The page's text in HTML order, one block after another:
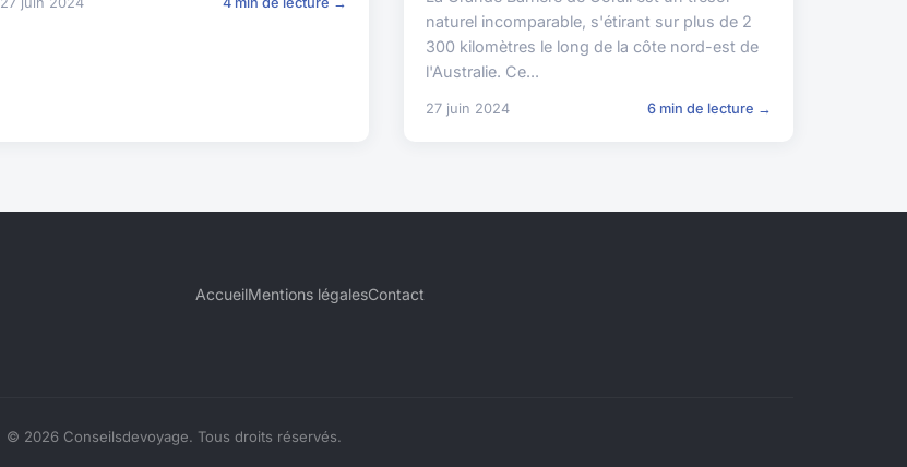
naturel incomparable, s'étirant sur plus de 2
300 kilomètres le long de la côte nord-est de
l'Australie. Ce...
27 juin 2024 6 min de lecture →
AccueilMentions légalesContact
© 2026 Conseilsdevoyage. Tous droits réservés.